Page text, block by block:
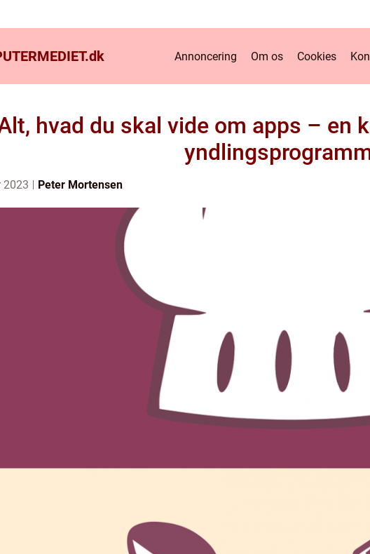
dk Annoncering Om os Cookies
hvad du skal vide om apps – en
2023 Peter Mortensen